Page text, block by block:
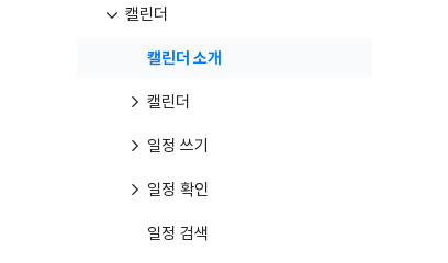
캘린더
캘린더 소개
캘린더
일정 쓰기
일정 확인
일정 검색